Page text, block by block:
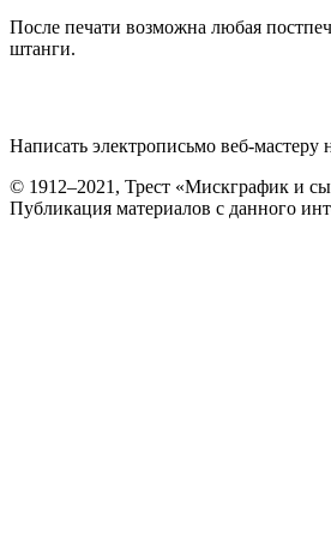
После печати возможна любая
штанги.
Написать электрописьмо веб-мастеру
© 1912–2021, Трест «Мискграфик и
Публикация материалов с данного